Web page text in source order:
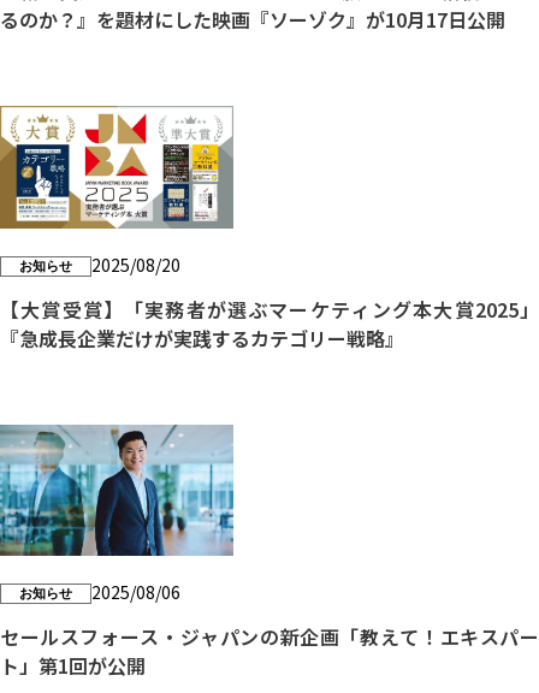
るのか？』を題材にした映画『ソーゾク』が10月17日公開
お知らせ 2025/08/20
【大賞受賞】「実務者が選ぶマーケティング本大賞2025」
『急成長企業だけが実践するカテゴリー戦略』
お知らせ 2025/08/06
セールスフォース・ジャパンの新企画「教えて！エキスパー
ト」第1回が公開